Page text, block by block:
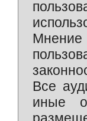
Все
иные